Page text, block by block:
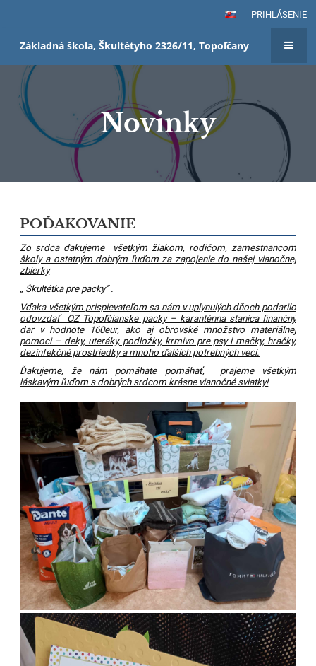
PRIHLÁSENIE
Základná škola, Škultétyho 2326/11, Topoľčany
Novinky
POĎAKOVANIE
Zo srdca ďakujeme všetkým žiakom, rodičom, zamestnancom
školy a ostatným dobrým ľuďom za zapojenie do našej vianočnej
zbierky
„ Škultétka pre packy“ .
Vďaka všetkým prispievateľom sa nám v uplynulých dňoch podarilo
odovzdať OZ Topoľčianske packy – karanténna stanica finančný
dar v hodnote 160eur, ako aj obrovské množstvo materiálnej
pomoci – deky, uteráky, podložky, krmivo pre psy i mačky, hračky,
dezinfekčné prostriedky a mnoho ďalších potrebných vecí.
Ďakujeme, že nám pomáhate pomáhať, prajeme všetkým
láskavým ľuďom s dobrých srdcom krásne vianočné sviatky!